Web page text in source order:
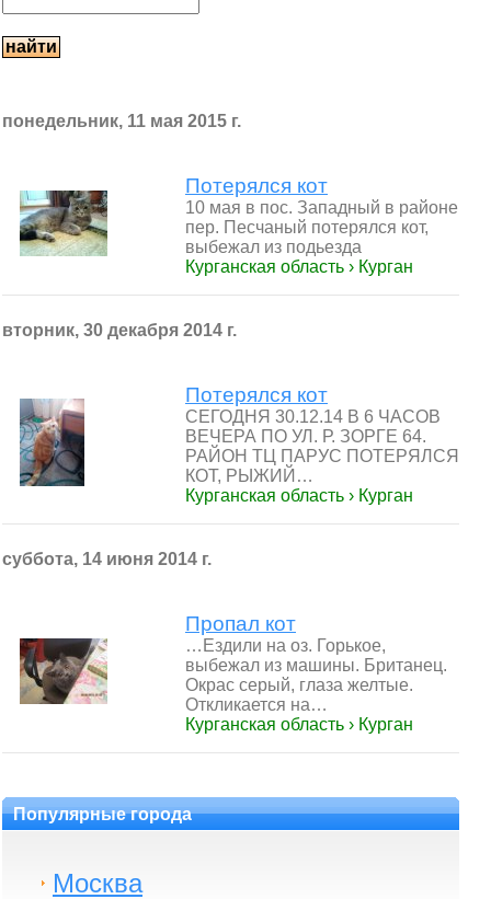
понедельник, 11 мая 2015 г.
Потерялся кот
10 мая в пос. Западный в районе
пер. Песчаный потерялся кот,
выбежал из подьезда
Курганская область › Курган
вторник, 30 декабря 2014 г.
Потерялся кот
СЕГОДНЯ 30.12.14 В 6 ЧАСОВ
ВЕЧЕРА ПО УЛ. Р. ЗОРГЕ 64.
РАЙОН ТЦ ПАРУС ПОТЕРЯЛСЯ
КОТ, РЫЖИЙ…
Курганская область › Курган
суббота, 14 июня 2014 г.
Пропал кот
…Ездили на оз. Горькое,
выбежал из машины. Британец.
Окрас серый, глаза желтые.
Откликается на…
Курганская область › Курган
Популярные города
Москва